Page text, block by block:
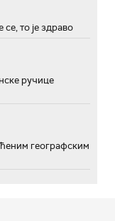
то је здраво
ручице
географским